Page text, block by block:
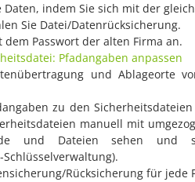
Daten, indem Sie sich mit der
Sie Datei/Datenrücksicherung.
dem Passwort der alten Firma an.
Pfadangaben anpassen
und Ablageorte
zu den
manuell mit
und Dateien sehen und
Schlüsselverwaltung).
Rücksicherung für jede